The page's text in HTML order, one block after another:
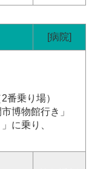
[病院]
番乗り場）
博物館行き」
に乗り、